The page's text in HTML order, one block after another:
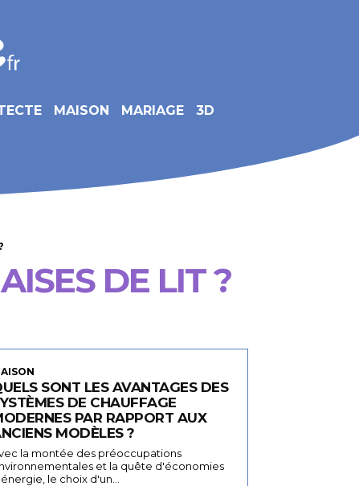
MAISON MARIAGE 3D
DE LIT ?
SONT LES AVANTAGES DES
DE CHAUFFAGE
PAR RAPPORT AUX
MODÈLES ?
la montée des préoccupations
et la quête d'économies
le choix d'un...